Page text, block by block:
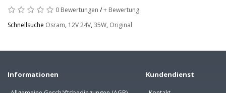
0 Bewertungen /+ Bewertung
Schnellsuche Osram, 12V 24V,35W, Original
Informationen Kundendienst